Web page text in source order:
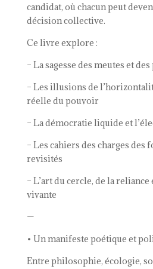
candidat, où chacun peut
décision collective.
Ce livre explore :
– La sagesse des meutes et
– Les illusions de
réelle du pouvoir
– La démocratie liquide et
– Les cahiers des charges des
revisités
– L’art du cercle, de la
vivante
—
• Un manifeste poétique et
Entre philosophie, écologie,